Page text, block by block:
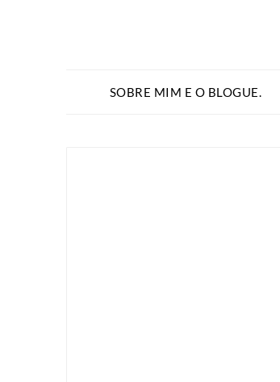
SOBRE MIM E O BLOGUE.